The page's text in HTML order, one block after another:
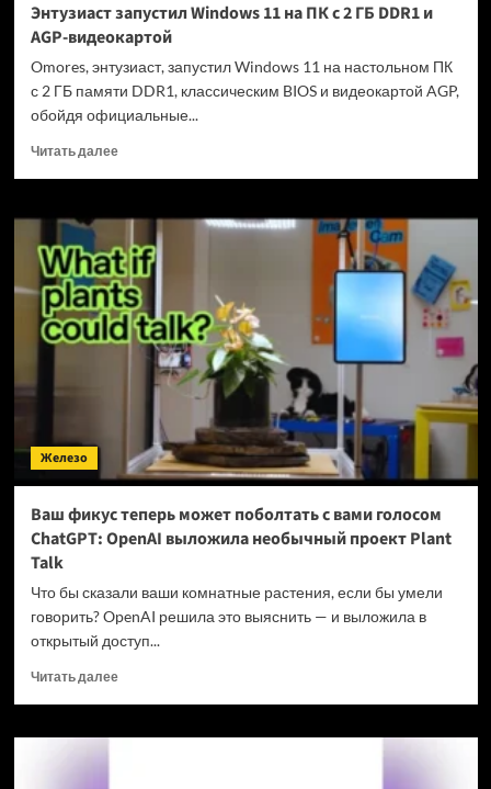
—
за
$95
Энтузиаст запустил Windows 11 на ПК с 2 ГБ DDR1 и
AGP-видеокартой
Omores, энтузиаст, запустил Windows 11 на настольном ПК
с 2 ГБ памяти DDR1, классическим BIOS и видеокартой AGP,
обойдя официальные...
Читать далееПрочитать
запустил
Windows
11
на
ПК
с
видеокартой
Железо
Ваш фикус теперь может поболтать с вами голосом
ChatGPT: OpenAI выложила необычный проект Plant
Talk
Что бы сказали ваши комнатные растения, если бы умели
говорить? OpenAI решила это выяснить — и выложила в
открытый доступ...
Читать далееПрочитать
Ваш